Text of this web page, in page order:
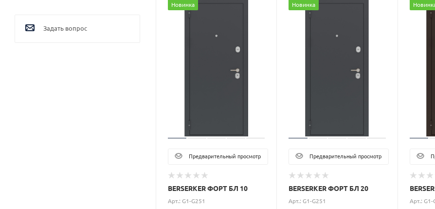
Новинка
Предварительный просмотр
BERSERKER ФОРТ БЛ 10
Арт.: G1-G251
Новинка
Предварительный просмотр
BERSERKER ФОРТ БЛ 20
Арт.: G1-G251 Арт.: G1-
Задать вопрос